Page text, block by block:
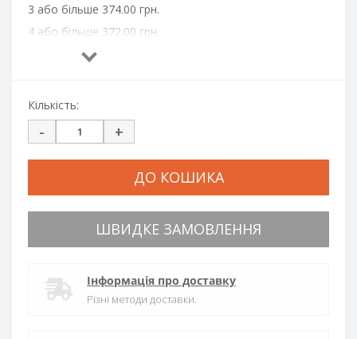
3 або більше 374.00 грн.
4 або більше 372.00 грн.
5 або більше 370.00 грн.
8 або більше 360.00 грн.
10 або більше 355.00 грн.
20 або більше 350.00 грн.
30 або більше 345.00 грн.
50 або більше 340.00 грн.
100 або більше 335.00 грн.
Кількість:
- +
ДО КОШИКА
ШВИДКЕ ЗАМОВЛЕННЯ
Інформація про доставку
Різні методи доставки.